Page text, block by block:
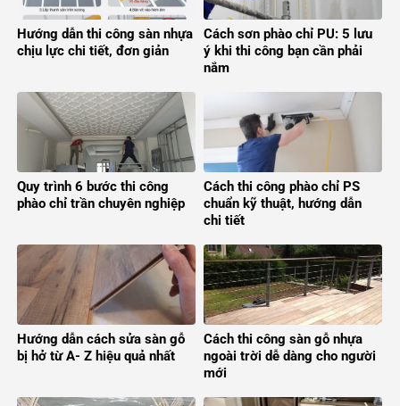
Hướng dẫn thi công sàn nhựa
chịu lực chi tiết, đơn giản
Cách sơn phào chỉ PU: 5 lưu
ý khi thi công bạn cần phải
nắm
Quy trình 6 bước thi công
phào chỉ trần chuyên nghiệp
Cách thi công phào chỉ PS
chuẩn kỹ thuật, hướng dẫn
chi tiết
Hướng dẫn cách sửa sàn gỗ
bị hở từ A- Z hiệu quả nhất
Cách thi công sàn gỗ nhựa
ngoài trời dễ dàng cho người
mới